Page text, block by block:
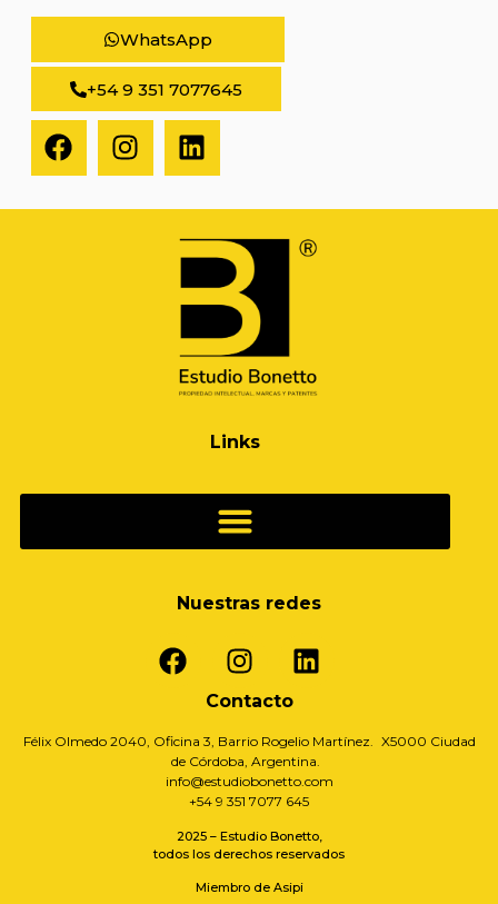
WhatsApp
+54 9 351 7077645
Links
Nuestras redes
Contacto
Félix Olmedo 2040, Oficina 3, Barrio Rogelio Martínez. X5000 Ciudad
de Córdoba, Argentina.
info@estudiobonetto.com
+54 9 351 7077 645
2025 – Estudio Bonetto,
todos los derechos reservados
Miembro de Asipi